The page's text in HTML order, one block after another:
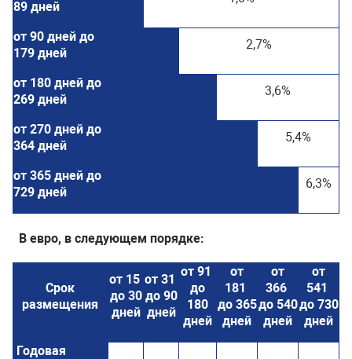
89 дней
от 90 дней до
179 дней
2,7%
от 180 дней до
269 дней
3,6%
от 270 дней до
364 дней
5,4%
от 365 дней до
729 дней
6,3%
В евро, в следующем порядке:
Срок
размещения
от 15
до 30
дней
от 31
до 90
дней
от 91
до
180
дней
от
181
до 365
дней
от
366
до 540
дней
от
541
до 730
дней
Годовая